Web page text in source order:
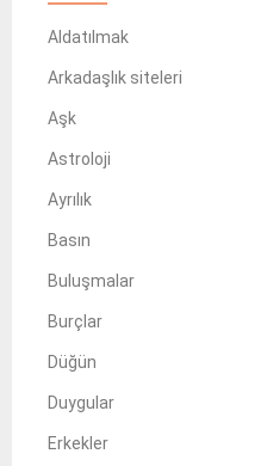
Aldatılmak
Arkadaşlık siteleri
Aşk
Astroloji
Ayrılık
Basın
Buluşmalar
Burçlar
Düğün
Duygular
Erkekler